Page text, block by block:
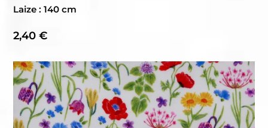
Laize : 140 cm
2,40€